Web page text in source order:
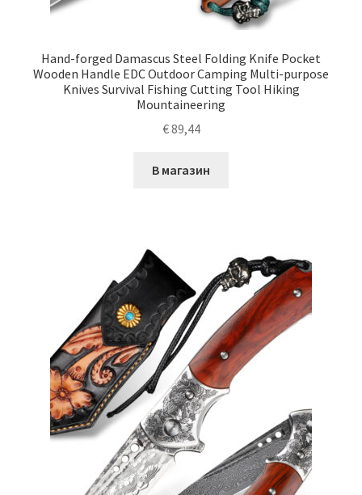
Hand-forged Damascus Steel Folding Knife Pocket
Wooden Handle EDC Outdoor Camping Multi-purpose
Knives Survival Fishing Cutting Tool Hiking
Mountaineering
€89,44
В магазин